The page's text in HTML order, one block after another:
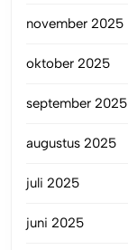
november 2025
oktober 2025
september 2025
augustus 2025
juli 2025
juni 2025